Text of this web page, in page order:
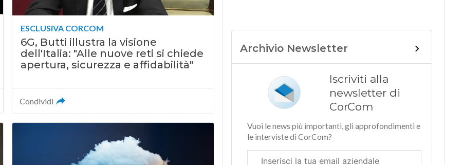
ESCLUSIVA CORCOM
6G, Butti illustra la visione
dell'Italia: "Alle nuove reti si chiede
apertura, sicurezza e affidabilità"
Condividi
Archivio Newsletter
Iscriviti alla
newsletter di
CorCom
Vuoi le news più importanti, gli approfondimenti e
le interviste di CorCom?